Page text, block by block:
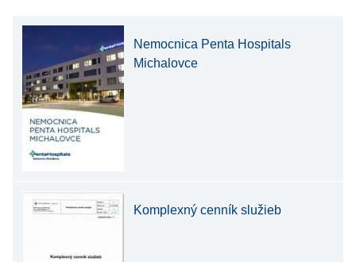
Nemocnica Penta Hospitals
Michalovce
Komplexný cenník služieb